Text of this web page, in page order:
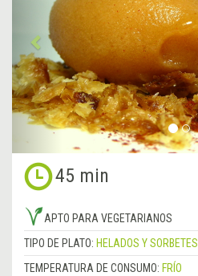
45 min
APTO PARA VEGETARIANOS
TIPO DE PLATO: HELADOS Y SORBETES
TEMPERATURA DE CONSUMO: FRÍO